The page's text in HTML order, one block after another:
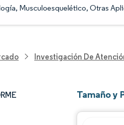
Musculoesquelético, Otras
Investigación De
Tamaño y